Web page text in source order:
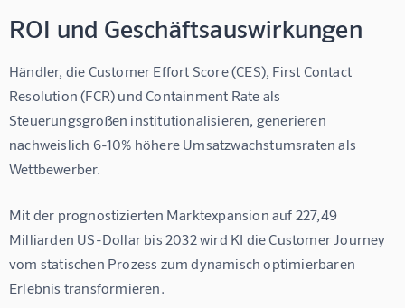
ROI und Geschäftsauswirkungen
Händler, die Customer Effort Score (CES), First Contact
Resolution (FCR) und Containment Rate als
Steuerungsgrößen institutionalisieren, generieren
nachweislich 6-10% höhere Umsatzwachstumsraten als
Wettbewerber.
Mit der prognostizierten Marktexpansion auf 227,49
Milliarden US-Dollar bis 2032 wird KI die Customer Journey
vom statischen Prozess zum dynamisch optimierbaren
Erlebnis transformieren.